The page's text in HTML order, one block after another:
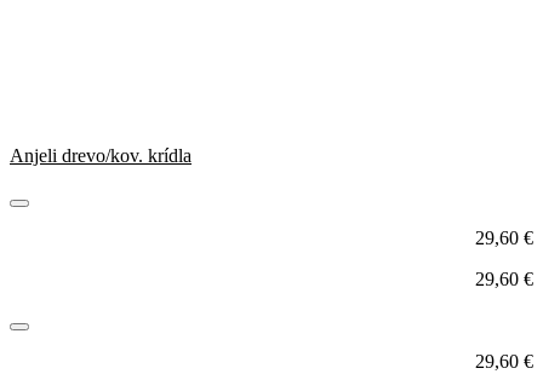
Anjeli drevo/kov. krídla
29,60 €
29,60 €
29,60 €